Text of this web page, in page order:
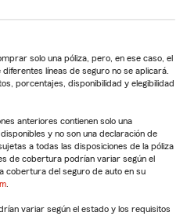
solo una póliza, pero, en ese caso, el
líneas de seguro no se aplicará.
porcentajes, disponibilidad y elegibilidad
anteriores contienen solo una
y no son una declaración de
a todas las disposiciones de la póliza
de cobertura podrían variar según el
cobertura del seguro de auto en su
variar según el estado y los requisitos